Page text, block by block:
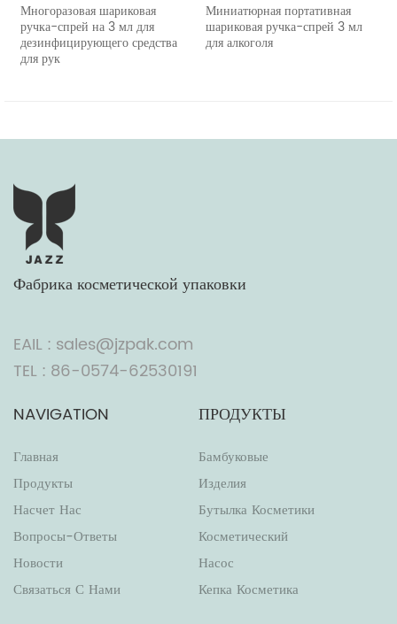
шариковая
спрей на 3 мл для
средства
рук
Миниатюрная портативная
шариковая ручка-спрей 3 мл
для алкоголя
Фабрика косметической упаковки
EAIL : sales@jzpak.com
TEL : 86-0574-62530191
NAVIGATION
Главная
Продукты
Насчет Нас
Вопросы-Ответы
Новости
Связаться С Нами
ПРОДУКТЫ
Бамбуковые
Изделия
Бутылка Косметики
Косметический
Насос
Кепка Косметика